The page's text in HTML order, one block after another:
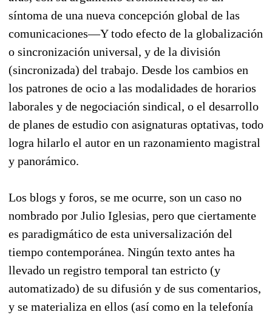
síntoma de una nueva concepción global de las
comunicaciones—Y todo efecto de la globalización
o sincronización universal, y de la división
(sincronizada) del trabajo. Desde los cambios en
los patrones de ocio a las modalidades de horarios
laborales y de negociación sindical, o el desarrollo
de planes de estudio con asignaturas optativas, todo
logra hilarlo el autor en un razonamiento magistral
y panorámico.
Los blogs y foros, se me ocurre, son un caso no
nombrado por Julio Iglesias, pero que ciertamente
es paradigmático de esta universalización del
tiempo contemporánea. Ningún texto antes ha
llevado un registro temporal tan estricto (y
automatizado) de su difusión y de sus comentarios,
y se materializa en ellos (así como en la telefonía